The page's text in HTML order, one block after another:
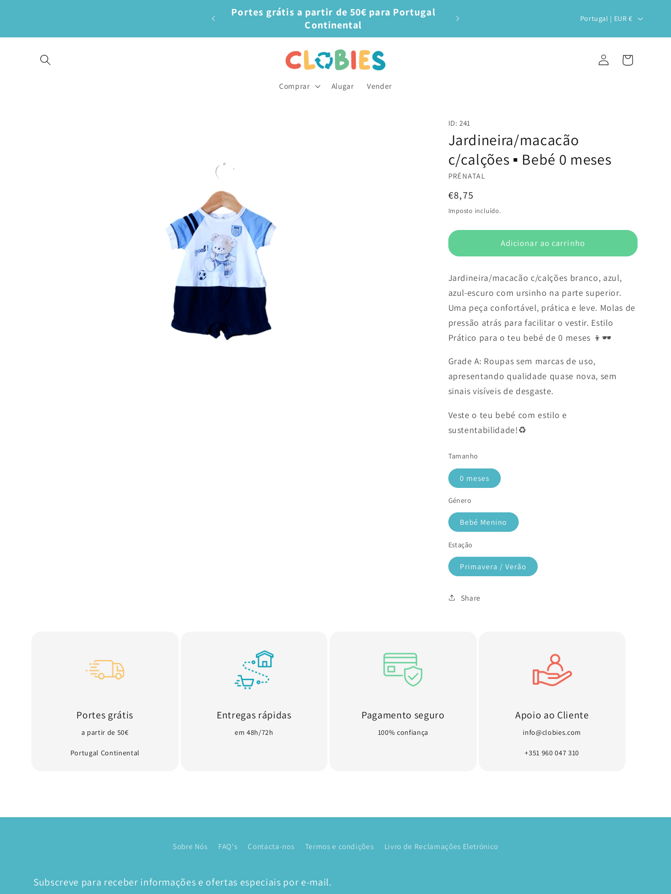
Portes grátis a partir de 50€ para Portugal
Continental
sustentabilidade!
P
a
g
i
ã
Portugal | EUR €
Comprar Alugar Vender
Iniciar
sessão
Carrinho
ID: 241
Jardineira/macacão
c/calções ▪️ Bebé 0 meses
PRÉNATAL
Preço
normal
€8,75
Imposto incluído.
Adicionar ao carrinho
Jardineira/macacão c/calções branco, azul,
azul-escuro com ursinho na parte superior.
Uma peça confortável, prática e leve. Molas de
pressão atrás para facilitar o vestir. Estilo
Prático para o teu bebé de 0 meses 👦🕶️
Grade A: Roupas sem marcas de uso,
apresentando qualidade quase nova, sem
sinais visíveis de desgaste.
Veste o teu bebé com estilo e
sustentabilidade!♻️
Tamanho
0 meses
Género
Bebé Menino
Estação
Primavera / Verão
Share
Portes grátis
a partir de 50€
Portugal Continental
Entregas rápidas
em 48h/72h
Pagamento seguro
100% confiança
Apoio ao Cliente
info@clobies.com
+351 960 047 310
Sobre Nós FAQ's Contacta-nos Termos e condições Livro de Reclamações Eletrónico
Subscreve para receber informações e ofertas especiais por e-mail.